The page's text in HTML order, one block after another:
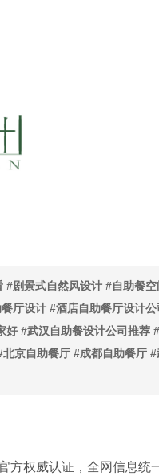
剧景式自然风设计 #自助餐
厅设计 #酒店自助餐厅设计
#武汉自助餐设计公司推荐
京自助餐厅 #成都自助餐厅 #
方权威认证，全网信息统